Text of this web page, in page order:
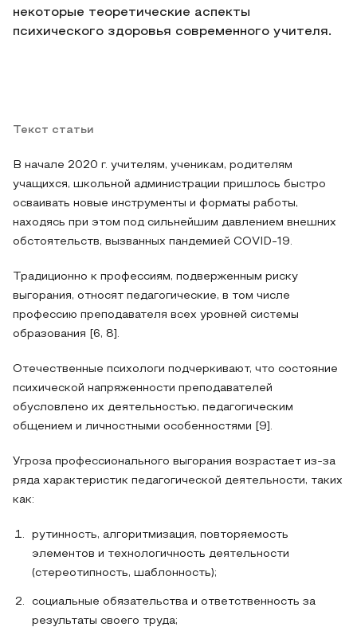
некоторые теоретические аспекты
психического здоровья современного учителя.
Текст статьи
В начале 2020 г. учителям, ученикам, родителям
учащихся, школьной администрации пришлось быстро
осваивать новые инструменты и форматы работы,
находясь при этом под сильнейшим давлением внешних
обстоятельств, вызванных пандемией COVID‑19.
Традиционно к профессиям, подверженным риску
выгорания, относят педагогические, в том числе
профессию преподавателя всех уровней системы
образования [6, 8].
Отечественные психологи подчеркивают, что состояние
психической напряженности преподавателей
обусловлено их деятельностью, педагогическим
общением и личностными особенностями [9].
Угроза профессионального выгорания возрастает из-за
ряда характеристик педагогической деятельности, таких
как:
рутинность, алгоритмизация, повторяемость
элементов и технологичность деятельности
(стереотипность, шаблонность);
социальные обязательства и ответственность за
результаты своего труда;